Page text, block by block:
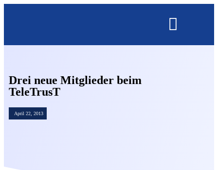
Drei neue Mitglieder beim
TeleTrusT
April 22, 2013